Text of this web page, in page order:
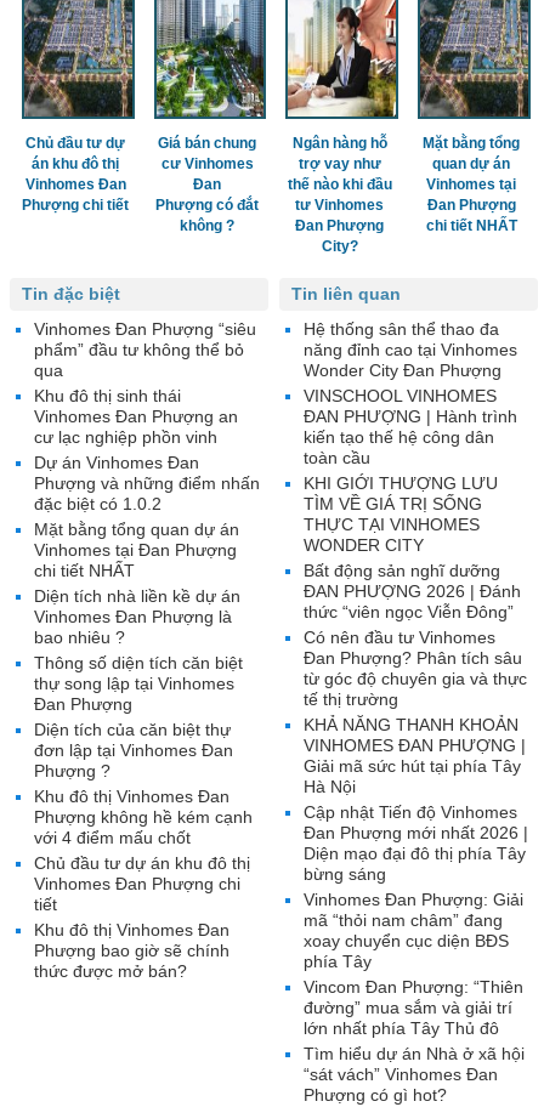
Chủ đầu tư dự
án khu đô thị
Vinhomes Đan
Phượng chi tiết
Giá bán chung
cư Vinhomes
Đan
Phượng có đắt
không ?
Ngân hàng hỗ
trợ vay như
thế nào khi đầu
tư Vinhomes
Đan Phượng
City?
Mặt bằng tổng
quan dự án
Vinhomes tại
Đan Phượng
chi tiết NHẤT
Tin liên quan
Hệ thống sân thể thao đa
năng đỉnh cao tại Vinhomes
Wonder City Đan Phượng
VINSCHOOL VINHOMES
ĐAN PHƯỢNG | Hành trình
kiến tạo thế hệ công dân
toàn cầu
KHI GIỚI THƯỢNG LƯU
TÌM VỀ GIÁ TRỊ SỐNG
THỰC TẠI VINHOMES
WONDER CITY
Bất động sản nghĩ dưỡng
ĐAN PHƯỢNG 2026 | Đánh
thức “viên ngọc Viễn Đông”
Có nên đầu tư Vinhomes
Đan Phượng? Phân tích sâu
từ góc độ chuyên gia và thực
tế thị trường
KHẢ NĂNG THANH KHOẢN
VINHOMES ĐAN PHƯỢNG |
Giải mã sức hút tại phía Tây
Hà Nội
Cập nhật Tiến độ Vinhomes
Đan Phượng mới nhất 2026 |
Diện mạo đại đô thị phía Tây
bừng sáng
Vinhomes Đan Phượng: Giải
mã “thỏi nam châm” đang
xoay chuyển cục diện BĐS
phía Tây
Vincom Đan Phượng: “Thiên
đường” mua sắm và giải trí
lớn nhất phía Tây Thủ đô
Tìm hiểu dự án Nhà ở xã hội
“sát vách” Vinhomes Đan
Phượng có gì hot?
Tin đặc biệt
Vinhomes Đan Phượng “siêu
phẩm” đầu tư không thể bỏ
qua
Khu đô thị sinh thái
Vinhomes Đan Phượng an
cư lạc nghiệp phồn vinh
Dự án Vinhomes Đan
Phượng và những điểm nhấn
đặc biệt có 1.0.2
Mặt bằng tổng quan dự án
Vinhomes tại Đan Phượng
chi tiết NHẤT
Diện tích nhà liền kề dự án
Vinhomes Đan Phượng là
bao nhiêu ?
Thông số diện tích căn biệt
thự song lập tại Vinhomes
Đan Phượng
Diện tích của căn biệt thự
đơn lập tại Vinhomes Đan
Phượng ?
Khu đô thị Vinhomes Đan
Phượng không hề kém cạnh
với 4 điểm mấu chốt
Chủ đầu tư dự án khu đô thị
Vinhomes Đan Phượng chi
tiết
Khu đô thị Vinhomes Đan
Phượng bao giờ sẽ chính
thức được mở bán?